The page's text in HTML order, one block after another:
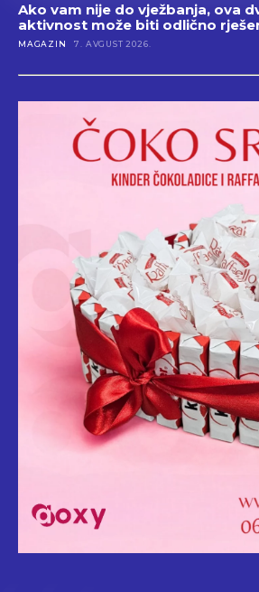
Ako vam nije do vježbanja, ova
aktivnost može biti odlično
MAGAZIN 7. AVGUST 2026.